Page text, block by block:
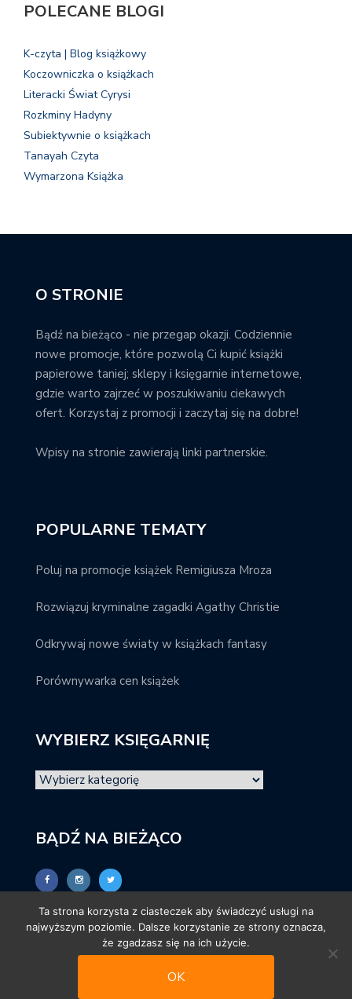
POLECANE BLOGI
K-czyta | Blog książkowy
Koczowniczka o książkach
Literacki Świat Cyrysi
Rozkminy Hadyny
Subiektywnie o książkach
Tanayah Czyta
Wymarzona Książka
O STRONIE
Bądź na bieżąco - nie przegap okazji. Codziennie
nowe promocje, które pozwolą Ci kupić książki
papierowe taniej; sklepy i księgarnie internetowe,
gdzie warto zajrzeć w poszukiwaniu ciekawych
ofert. Korzystaj z promocji i zaczytaj się na dobre!
Wpisy na stronie zawierają linki partnerskie.
POPULARNE TEMATY
Poluj na promocje książek Remigiusza Mroza
Rozwiązuj kryminalne zagadki Agathy Christie
Odkrywaj nowe światy w książkach fantasy
Porównywarka cen książek
WYBIERZ KSIĘGARNIĘ
BĄDŹ NA BIEŻĄCO
© promocjeksiazkowe.pl
Ta strona korzysta z ciasteczek aby świadczyć usługi na
najwyższym poziomie. Dalsze korzystanie ze strony oznacza,
że zgadzasz się na ich użycie.
OK